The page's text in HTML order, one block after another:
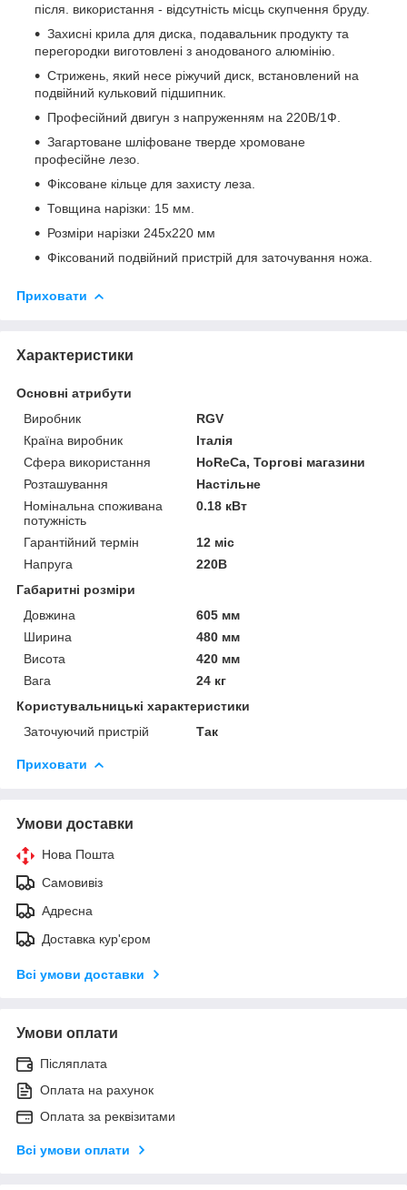
після. використання - відсутність місць скупчення бруду.
Захисні крила для диска, подавальник продукту та
перегородки виготовлені з анодованого алюмінію.
Стрижень, який несе ріжучий диск, встановлений на
подвійний кульковий підшипник.
Професійний двигун з напруженням на 220В/1Ф.
Загартоване шліфоване тверде хромоване
професійне лезо.
Фіксоване кільце для захисту леза.
Товщина нарізки: 15 мм.
Розміри нарізки 245х220 мм
Фіксований подвійний пристрій для заточування ножа.
Приховати
Характеристики
Основні атрибути
Виробник
RGV
Країна виробник
Італія
Сфера використання
HoReCa, Торгові магазини
Розташування
Настільне
Номінальна споживана
потужність
0.18 кВт
Гарантійний термін
12 міс
Напруга
220В
Габаритні розміри
Довжина
605 мм
Ширина
480 мм
Висота
420 мм
Вага
24 кг
Користувальницькі характеристики
Заточуючий пристрій
Так
Приховати
Умови доставки
Нова Пошта
Самовивіз
Адресна
Доставка кур'єром
Всі умови доставки
Умови оплати
Післяплата
Оплата на рахунок
Оплата за реквізитами
Всі умови оплати